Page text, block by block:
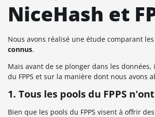
NiceHash et
Nous avons réalisé une étude comparant
connus.
Mais avant de se plonger dans les
du FPPS et sur la manière dont nous avons
1. Tous les pools du FPPS
Bien que les pools du FPPS visent à offrir